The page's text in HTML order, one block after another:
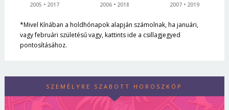
2005
2017
2006
2018
2007
2019
*Mivel Kínában a holdhónapok alapján számolnak, ha januári,
vagy februári születésű vagy, kattints ide a csillagjegyed
pontosításához.
SZEMÉLYRE SZABOTT HOROSZKÓP